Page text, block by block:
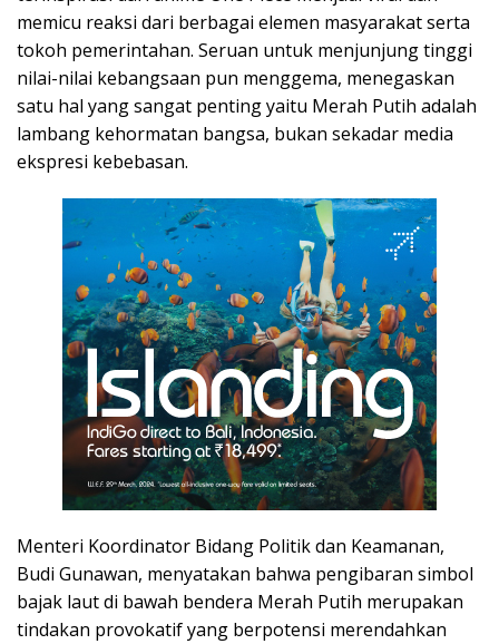
memicu reaksi dari berbagai elemen masyarakat serta
tokoh pemerintahan. Seruan untuk menjunjung tinggi
nilai-nilai kebangsaan pun menggema, menegaskan
satu hal yang sangat penting yaitu Merah Putih adalah
lambang kehormatan bangsa, bukan sekadar media
ekspresi kebebasan.
Menteri Koordinator Bidang Politik dan Keamanan,
Budi Gunawan, menyatakan bahwa pengibaran simbol
bajak laut di bawah bendera Merah Putih merupakan
tindakan provokatif yang berpotensi merendahkan